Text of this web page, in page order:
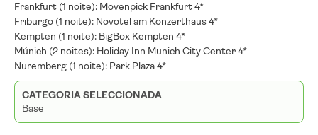
Frankfurt (1 noite): Mövenpick Frankfurt 4*
Friburgo (1 noite): Novotel am Konzerthaus 4*
Kempten (1 noite): BigBox Kempten 4*
Múnich (2 noites): Holiday Inn Munich City Center 4*
Nuremberg (1 noite): Park Plaza 4*
CATEGORIA SELECCIONADA
Base